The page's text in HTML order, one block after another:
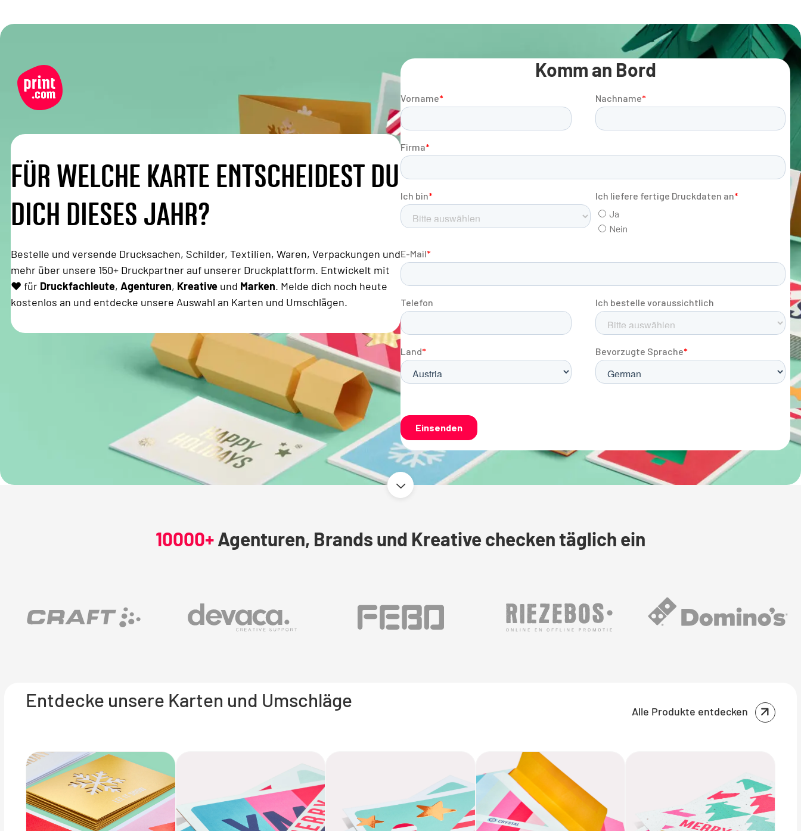
FÜR WELCHE KARTE ENTSCHEIDEST DU
DICH DIESES JAHR?
Bestelle und versende Drucksachen, Schilder, Textilien, Waren, Verpackungen und
mehr über unsere 150+ Druckpartner auf unserer Druckplattform. Entwickelt mit
❤️ für Druckfachleute, Agenturen, Kreative und Marken. Melde dich noch heute
kostenlos an und entdecke unsere Auswahl an Karten und Umschlägen.
Komm an Bord
10000+Agenturen, Brands und Kreative checken täglich ein
Entdecke unsere Karten und Umschläge
Alle Produkte entdecken